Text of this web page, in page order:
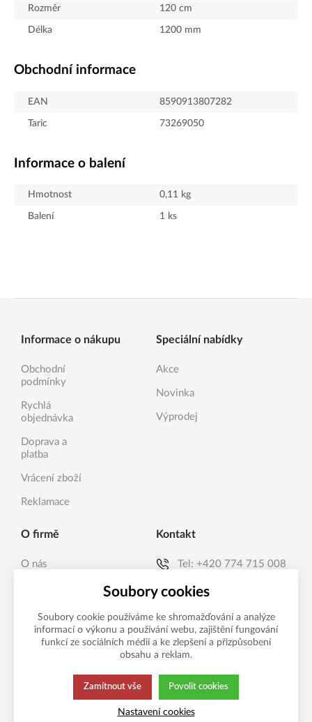
Rozměr 120 cm
Délka 1200 mm
Obchodní informace
EAN 8590913807282
Taric 73269050
Informace o balení
Hmotnost 0,11 kg
Balení 1 ks
Informace o nákupu
Obchodní
podmínky
Rychlá
objednávka
Doprava a
platba
Vrácení zboží
Reklamace
Speciální nabídky
Akce
Novinka
Výprodej
O firmě
O nás
Kontakt
Tel: +420 774 715 008
E-mail:
Možnosti platby
Tato stránka používá soubory cookies.
Soubory cookies
Soubory cookie používáme ke shromažďování a analýze
informací o výkonu a používání webu, zajištění fungování
funkcí ze sociálních médií a ke zlepšení a přizpůsobení
obsahu a reklam.
Zamítnout vše Povolit cookies
Nastavení cookies